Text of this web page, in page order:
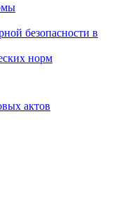
безопасности в
норм
актов